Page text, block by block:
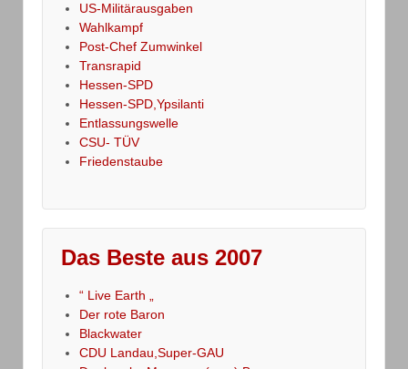
US-Militärausgaben
Wahlkampf
Post-Chef Zumwinkel
Transrapid
Hessen-SPD
Hessen-SPD,Ypsilanti
Entlassungswelle
CSU- TÜV
Friedenstaube
Das Beste aus 2007
“ Live Earth „
Der rote Baron
Blackwater
CDU Landau,Super-GAU